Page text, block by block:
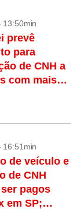
13:50min
prevê
para
de CNH a
com mais
16:51min
de veículo e
de CNH
pagos
em SP;